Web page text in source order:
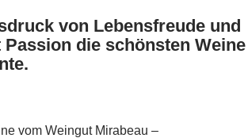
von Lebensfreude und
die schönsten Weine
vom Weingut Mirabeau –